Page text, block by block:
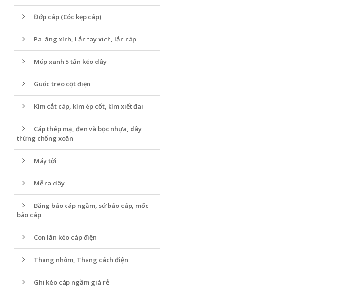
Đớp cáp (Cóc kẹp cáp)
Pa lăng xích, Lắc tay xich, lắc cáp
Múp xanh 5 tấn kéo dây
Guốc trèo cột điện
Kìm cắt cáp, kìm ép cốt, kìm xiết đai
Cáp thép mạ, đen và bọc nhựa, dây
thừng chống xoăn
Máy tời
Mễ ra dây
Băng báo cáp ngầm, sứ báo cáp, mốc
báo cáp
Con lăn kéo cáp điện
Thang nhôm, Thang cách điện
Ghi kéo cáp ngầm giá rẻ